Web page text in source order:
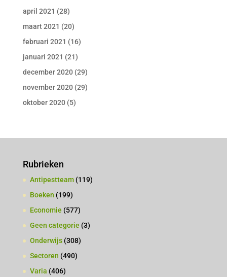
april 2021 (28)
maart 2021 (20)
februari 2021 (16)
januari 2021 (21)
december 2020(29)
november 2020(29)
oktober 2020(5)
Rubrieken
Antipestteam(119)
Boeken (199)
Economie (577)
Geen categorie (3)
Onderwijs(308)
Sectoren (490)
Varia (406)